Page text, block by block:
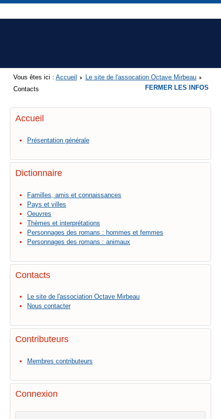
Vous êtes ici : Accueil
Le site de l'assocation Octave Mirbeau
Contacts
Accueil
Présentation générale
Dictionnaire
Familles, amis et connaissances
Pays et villes
Oeuvres
Thèmes et interprétations
Personnages des romans : hommes et femmes
Personnages des romans : animaux
Contacts
Le site de l'association Octave Mirbeau
Nous contacter
Contributeurs
Membres contributeurs
Connexion
FERMER LES INFOS